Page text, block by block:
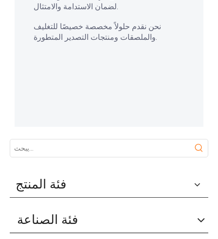
لضمان الاستدامة والامتثال.
نحن نقدم حلولاً مخصصة خصيصًا للتغليف
والملصقات ومنتجات التصدير المتطورة.
فئة المنتج
فئة الصناعة